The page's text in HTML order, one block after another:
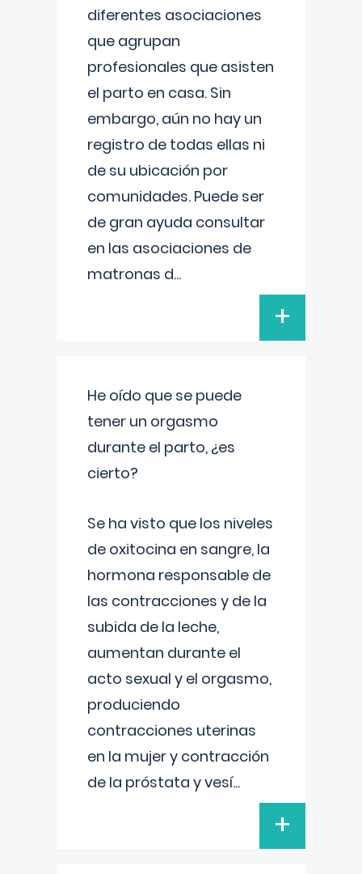
diferentes asociaciones
que agrupan
profesionales que asisten
el parto en casa. Sin
embargo, aún no hay un
registro de todas ellas ni
de su ubicación por
comunidades. Puede ser
de gran ayuda consultar
en las asociaciones de
matronas d...
+
He oído que se puede
tener un orgasmo
durante el parto, ¿es
cierto?
Se ha visto que los niveles
de oxitocina en sangre, la
hormona responsable de
las contracciones y de la
subida de la leche,
aumentan durante el
acto sexual y el orgasmo,
produciendo
contracciones uterinas
en la mujer y contracción
de la próstata y vesí...
+